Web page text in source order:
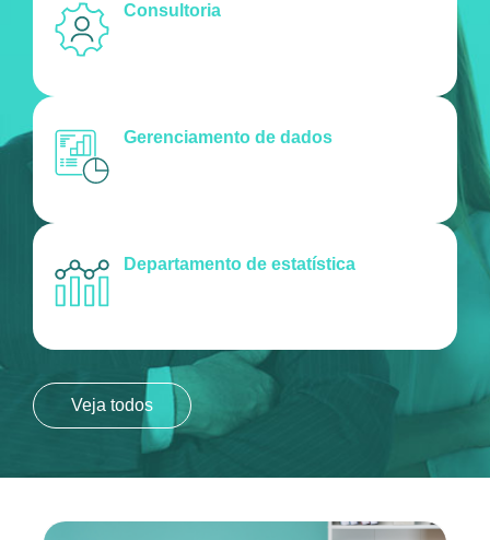
Consultoria
Gerenciamento de dados
Departamento de estatística
Veja todos